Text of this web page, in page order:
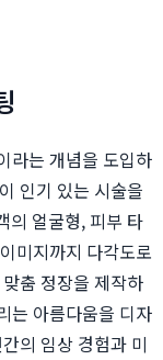
라는 개념을 도입하
인기 있는 시술을
의 얼굴형, 피부 타
미지까지 다각도로
춤 정장을 제작하
는 아름다움을 디자
의 임상 경험과 미